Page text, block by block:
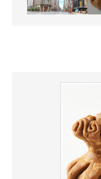
ITエンジニア向け専
製造業のIT導入・活
モノづくり技術者専
エレクトロニクス専
電子設計の基本と応